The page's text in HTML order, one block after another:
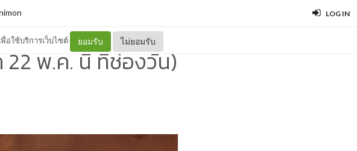
LOG IN
พื่อใช้บริการเว็บไซต์ ยอมรับ ไม่ยอมรับ
22 พ.ค. นี้ ที่ช่องวัน)